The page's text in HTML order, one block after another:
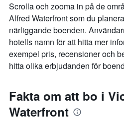
Scrolla och zooma in på de
Alfred Waterfront som du
närliggande boenden.
hotells namn för att hitta mer
exempel pris, recensioner och
hitta olika erbjudanden för
Fakta om att bo i
Waterfront